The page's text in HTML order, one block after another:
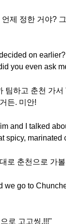
제 정한 거야?
on
you even ask
팀하고 춘천 가
든. 미안!
and I talked
spicy, marinated
로 춘천으로 가
we go to
로 고고씽.!!!"